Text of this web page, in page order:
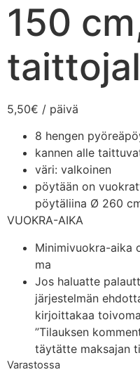
150
5,50€ / päivä
8 hengen
kannen alle
väri: valkoinen
pöytään on
pöytäliina Ø 260
VUOKRA-AIKA
Minimivuokra-aika
ma
Jos haluatte
järjestelmän
kirjoittakaa
”Tilauksen
täytätte maksajan
Varastossa